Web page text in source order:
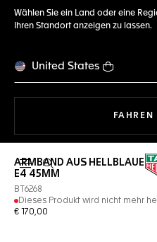
Wählen Sie ein Land oder eine
Ihren Standort anzeigen zu lassen.
United States
FAHREN
Suche öffnen
ARMBAND AUS HELLBLAUEM
E4 45MM
BT6268
Dieses Produkt wird nicht mehr
€ 170,00